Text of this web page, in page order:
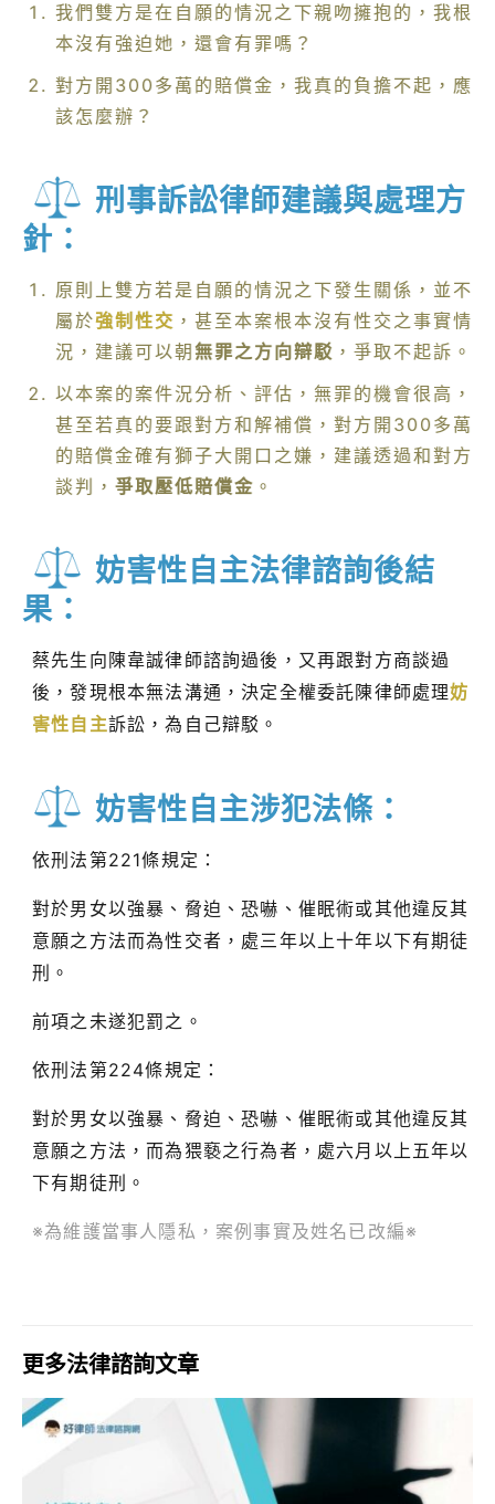
我們雙方是在自願的情況之下親吻擁抱的，我根
本沒有強迫她，還會有罪嗎？
對方開300多萬的賠償金，我真的負擔不起，應
該怎麼辦？
刑事訴訟律師建議與處理方
針：
原則上雙方若是自願的情況之下發生關係，並不
屬於強制性交 ，甚至本案根本沒有性交之事實情
況，建議可以朝 無罪之方向辯駁 ，爭取不起訴。
以本案的案件況分析、評估，無罪的機會很高，
甚至若真的要跟對方和解補償，對方開300多萬
的賠償金確有獅子大開口之嫌，建議透過和對方
談判， 爭取壓低賠償金 。
妨害性自主法律諮詢後結
果：
蔡先生向陳韋誠律師諮詢過後，又再跟對方商談過
後，發現根本無法溝通，決定全權委託陳律師處理妨
害性自主訴訟，為自己辯駁。
妨害性自主涉犯法條：
依刑法第221條規定：
對於男女以強暴、脅迫、恐嚇、催眠術或其他違反其
意願之方法而為性交者，處三年以上十年以下有期徒
刑。
前項之未遂犯罰之。
依刑法第224條規定：
對於男女以強暴、脅迫、恐嚇、催眠術或其他違反其
意願之方法，而為猥褻之行為者，處六月以上五年以
下有期徒刑。
※為維護當事人隱私，案例事實及姓名已改編※
更多法律諮詢文章